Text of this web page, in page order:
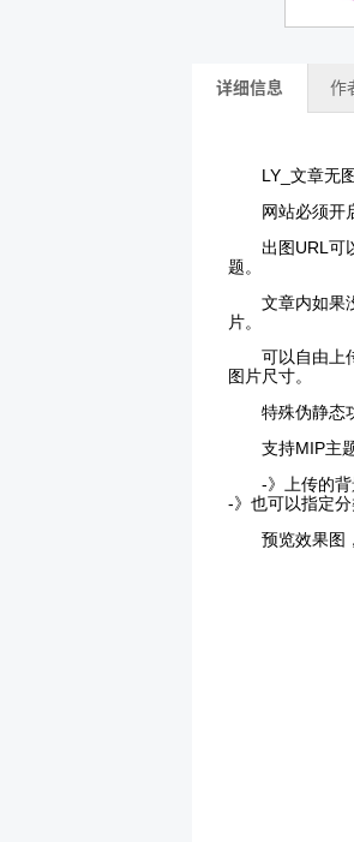
详细信息 作
LY_文章无
网站必须开
出图URL可
题。
文章内如果
片。
可以自由上
图片尺寸。
特殊伪静态
支持MIP主
-》上传的
-》也可以指定
预览效果图